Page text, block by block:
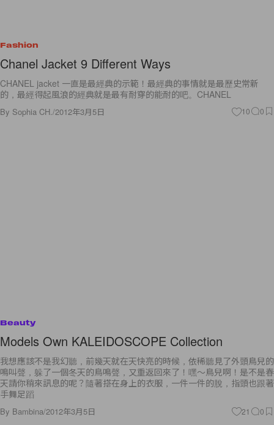
Fashion
Chanel Jacket 9 Different Ways
CHANEL jacket 一直是最經典的示範！最經典的事情就是最歷史常新
的，最經得起風浪的經典就是最有耐穿的能耐的吧。CHANEL
By Sophia CH. /2012年3月5日 10 0
Beauty
Models Own KALEIDOSCOPE Collection
我想應該不是我幻聽，前幾天就在天快亮的時候，依稀聽見了外頭鳥兒的
鳴叫聲，躲了一個冬天的鳥鳴聲，又重返回來了！嘿～鳥兒啊！是不是春
天請你稍來訊息的呢？隨著搭在身上的衣服，一件一件的脫，指頭也跟著
手舞足蹈
By Bambina/2012年3月5日 21 0